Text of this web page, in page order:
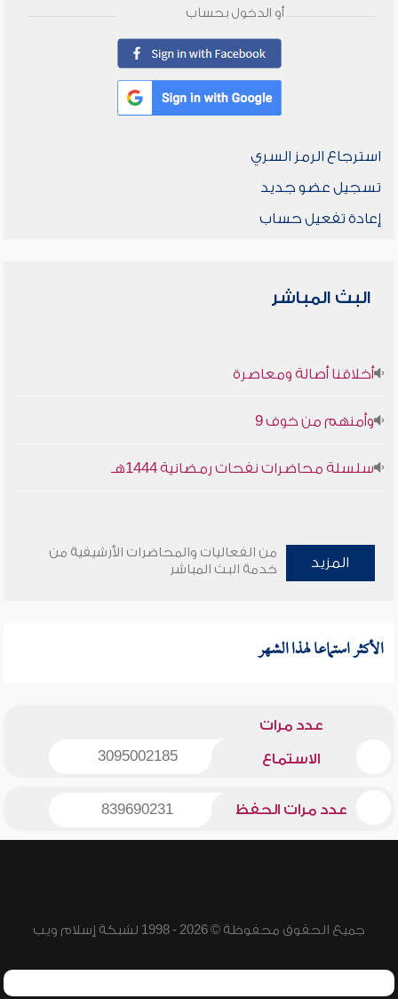
أو الدخول بحساب
استرجاع الرمز السري
تسجيل عضو جديد
إعادة تفعيل حساب
البث المباشر
أخلاقنا أصالة ومعاصرة
وأمنهم من خوف 9
سلسلة محاضرات نفحات رمضانية 1444هـ
المزيد
من الفعاليات والمحاضرات الأرشيفية من
خدمة البث المباشر
الأكثر استماعا لهذا الشهر
عدد مرات
الاستماع 3095002185
عدد مرات الحفظ 839690231
جميع الحقوق محفوظة © 2026 - 1998 لشبكة إسلام ويب